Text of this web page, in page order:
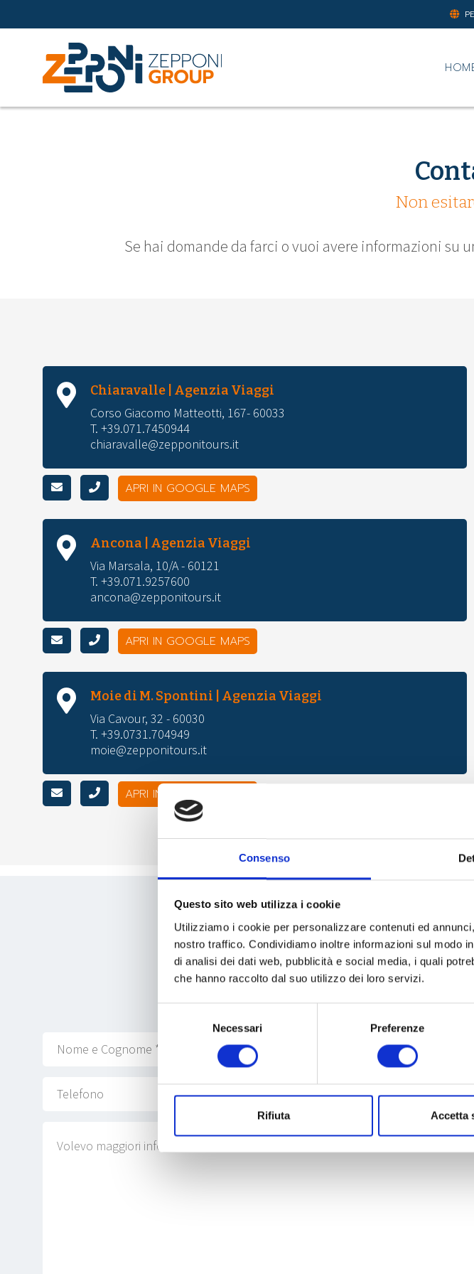
Consenso
Questo sito web utilizza i cookie
Utilizziamo i cookie per personalizzare contenuti ed
nostro traffico. Condividiamo inoltre informazioni sul modo
di analisi dei dati web, pubblicità e social media, i quali
che hanno raccolto dal suo utilizzo dei loro servizi.
consenso
Necessari Preferenze
Rifiuta Accetta
Non
Se hai domande da farci o vuoi avere informazioni
Chiaravalle | Agenzia Viaggi
Corso Giacomo Matteotti, 167- 60033
T. +39.071.7450944
chiaravalle@zepponitours.it
APRI IN GOOGLE MAPS
Ancona | Agenzia Viaggi
Via Marsala, 10/A - 60121
T. +39.071.9257600
ancona@zepponitours.it
APRI IN GOOGLE MAPS
Moie di M. Spontini | Agenzia Viaggi
Via Cavour, 32 - 60030
T. +39.0731.704949
moie@zepponitours.it
APRI IN GOOGLE MAPS
Compila il modulo